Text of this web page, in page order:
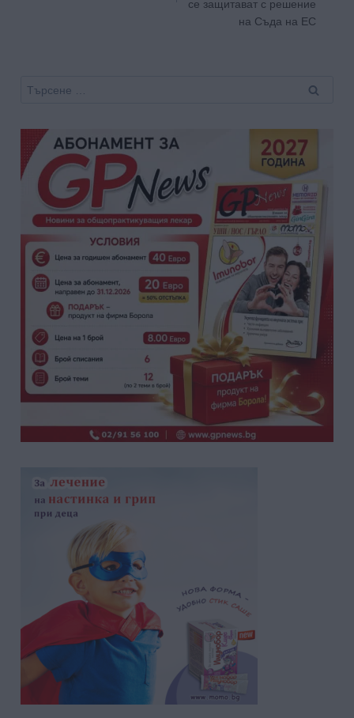
се защитават с решение
на Съда на ЕС
Търсене